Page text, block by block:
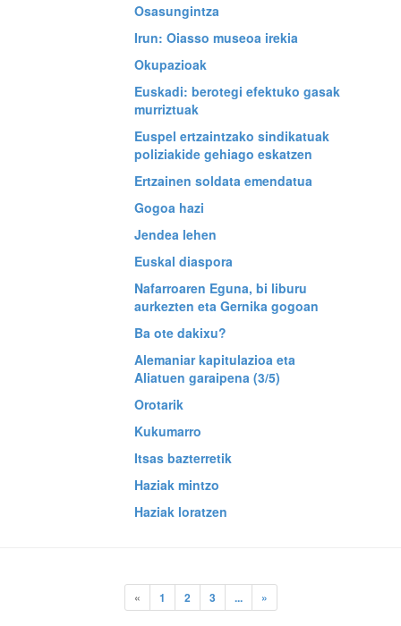
Osasungintza
Irun: Oiasso museoa irekia
Okupazioak
Euskadi: berotegi efektuko gasak
murriztuak
Euspel ertzaintzako sindikatuak
poliziakide gehiago eskatzen
Ertzainen soldata emendatua
Gogoa hazi
Jendea lehen
Euskal diaspora
Nafarroaren Eguna, bi liburu
aurkezten eta Gernika gogoan
Ba ote dakixu?
Alemaniar kapitulazioa eta
Aliatuen garaipena (3/5)
Orotarik
Kukumarro
Itsas bazterretik
Haziak mintzo
Haziak loratzen
« 1 2 3 ... »